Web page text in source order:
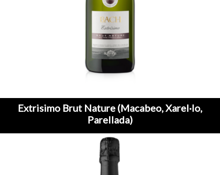
Extrisimo Brut Nature (Macabeo, Xarel·lo,
Parellada)